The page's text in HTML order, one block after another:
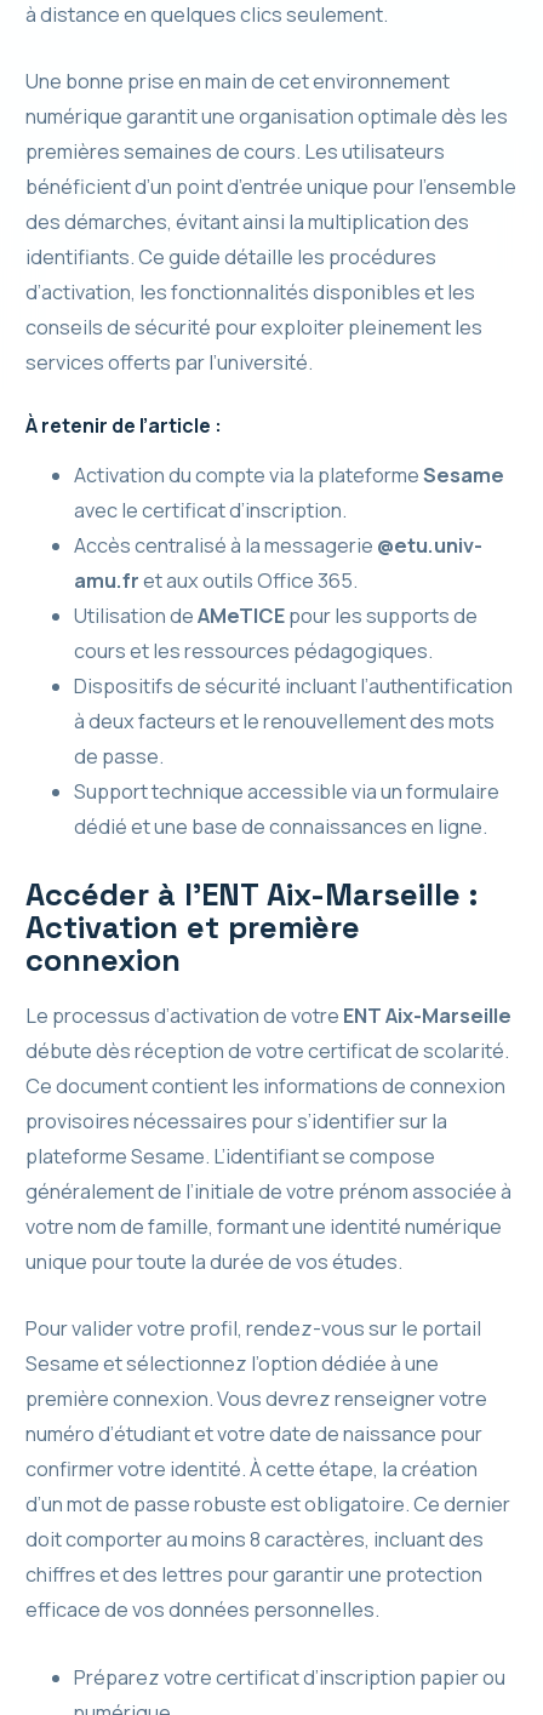
à distance en quelques clics seulement.
Une bonne prise en main de cet environnement
numérique garantit une organisation optimale dès les
premières semaines de cours. Les utilisateurs
bénéficient d’un point d’entrée unique pour l’ensemble
des démarches, évitant ainsi la multiplication des
identifiants. Ce guide détaille les procédures
d’activation, les fonctionnalités disponibles et les
conseils de sécurité pour exploiter pleinement les
services offerts par l’université.
À retenir de l’article :
Activation du compte via la plateformeSesame
avec le certificat d’inscription.
Accès centralisé à la messagerie @etu.univ-
amu.fret aux outils Office 365.
Utilisation deAMeTICEpour les supports de
cours et les ressources pédagogiques.
Dispositifs de sécurité incluant l’authentification
à deux facteurs et le renouvellement des mots
de passe.
Support technique accessible via un formulaire
dédié et une base de connaissances en ligne.
Accéder à l’ENT Aix-Marseille :
Activation et première
connexion
Le processus d’activation de votre ENT Aix-Marseille
débute dès réception de votre certificat de scolarité.
Ce document contient les informations de connexion
provisoires nécessaires pour s’identifier sur la
plateforme Sesame. L’identifiant se compose
généralement de l’initiale de votre prénom associée à
votre nom de famille, formant une identité numérique
unique pour toute la durée de vos études.
Pour valider votre profil, rendez-vous sur le portail
Sesame et sélectionnez l’option dédiée à une
première connexion. Vous devrez renseigner votre
numéro d’étudiant et votre date de naissance pour
confirmer votre identité. À cette étape, la création
d’un mot de passe robuste est obligatoire. Ce dernier
doit comporter au moins 8 caractères, incluant des
chiffres et des lettres pour garantir une protection
efficace de vos données personnelles.
Préparez votre certificat d’inscription papier ou